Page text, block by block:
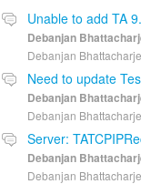
Debanjan
Debanjan
Debanjan
Debanjan
Debanjan
Debanjan